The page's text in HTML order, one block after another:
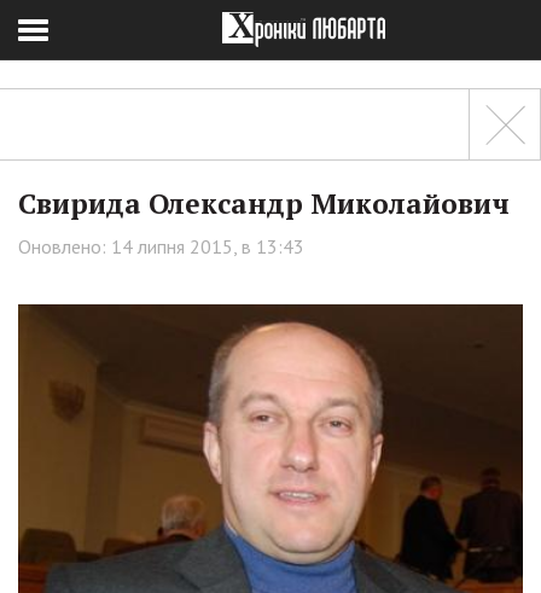
Свирида Олександр Миколайович
Оновлено: 14 липня 2015, в 13:43